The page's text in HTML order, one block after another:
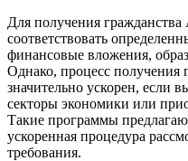
Для получения
соответствовать
финансовые вложения,
Однако, процесс получения
значительно ускорен, если
секторы экономики или
Такие программы
ускоренная процедура
требования.